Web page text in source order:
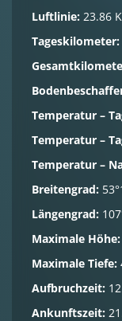
Luftlinie: 23.86
Tageskilometer:
Temperatur –
Temperatur –
Temperatur –
Breitengrad:
Längengrad:
Maximale Höhe:
Maximale Tiefe:
Aufbruchzeit:
Ankunftszeit: